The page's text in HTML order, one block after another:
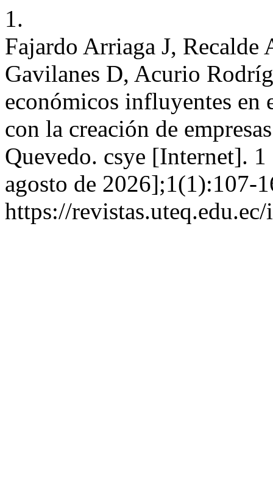
1.
Fajardo Arriaga J,
Gavilanes D, Acurio
económicos influyentes en
con la creación de
Quevedo. csye [Internet].
agosto de 2026];1(1):107-
https://